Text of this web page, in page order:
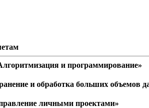
и программирование»
и обработка больших объемов
личными проектами»